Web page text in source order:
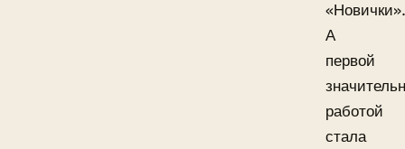
«Новички».
А
первой
работой
стала